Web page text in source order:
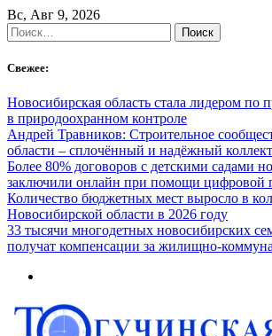
Skip
to
content
Вс, Авг 9, 2026
Найти:
Свежее:
Новосибирская область стала лидером
в природоохранном контроле
Андрей Травников: Строительное
области – сплочённый и надёжный
Более 80% договоров с детскими садами
заключили онлайн при помощи цифровой
Количество бюджетных мест выросло в
Новосибирской области в 2026 году
33 тысячи многодетных новосибирских
получат компенсации за жилищно-